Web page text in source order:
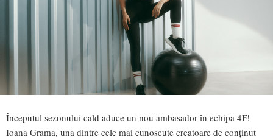
Începutul sezonului cald aduce un nou ambasador în echipa 4F!
Ioana Grama, una dintre cele mai cunoscute creatoare de conţinut